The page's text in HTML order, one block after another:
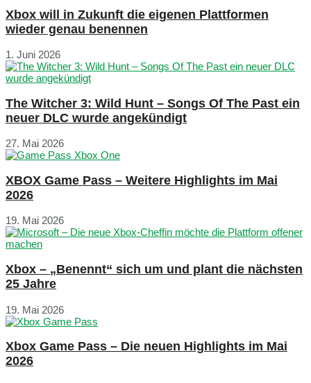
Xbox will in Zukunft die eigenen Plattformen
wieder genau benennen
1. Juni 2026
The Witcher 3: Wild Hunt – Songs Of The Past ein
neuer DLC wurde angekündigt
27. Mai 2026
XBOX Game Pass – Weitere Highlights im Mai
2026
19. Mai 2026
Xbox – „Benennt“ sich um und plant die nächsten
25 Jahre
19. Mai 2026
Xbox Game Pass – Die neuen Highlights im Mai
2026